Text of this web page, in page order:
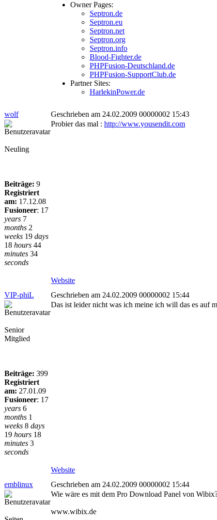
Owner Pages:
Septron.de
Septron.eu
Septron.net
Septron.org
Septron.info
Blood-Fighter.de
PHPFusion-Deutschland.de
PHPFusion-SupportClub.de
Partner Sites:
HarlekinPower.de
wolf Geschrieben am 24.02.2009 00000002 15:43
Neuling
Beiträge: 9
Registriert
am: 17.12.08
Fusioneer: 17
years 7
months 2
weeks 19 days
18 hours 44
minutes 34
seconds
Probier das mal : http://www.yousendit.com
Website
VIP-phiL
Geschrieben am 24.02.2009 00000002 15:44
Senior
Mitglied
Beiträge: 399
Registriert
am: 27.01.09
Fusioneer: 17
years 6
months 1
weeks 8 days
19 hours 18
minutes 3
seconds
Das ist leider nicht was ich meine ich will das es auf
Website
emblinux
Geschrieben am 24.02.2009 00000002 15:44
Wie wäre es mit dem Pro Download Panel von
www.wibix.de